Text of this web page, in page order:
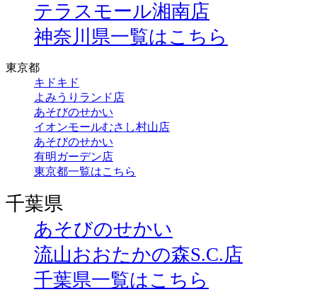
テラスモール湘南店
神奈川県一覧はこちら
東京都
キドキド
よみうりランド店
あそびのせかい
イオンモールむさし村山店
あそびのせかい
有明ガーデン店
東京都一覧はこちら
千葉県
あそびのせかい
流山おおたかの森S.C.店
千葉県一覧はこちら